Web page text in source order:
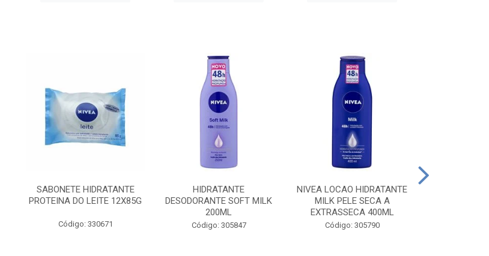
SABONETE HIDRATANTE
PROTEINA DO LEITE 12X85G
Código: 330671
HIDRATANTE
DESODORANTE SOFT MILK
200ML
Código: 305847
NIVEA LOCAO HIDRATANTE
MILK PELE SECA A
EXTRASSECA 400ML
Código: 305790